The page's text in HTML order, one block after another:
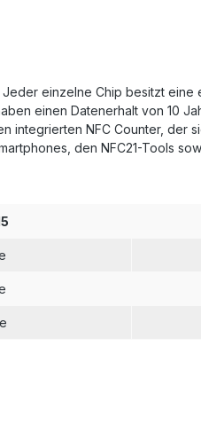
einzelne Chip besitzt eine
einen Datenerhalt von 10
integrierten NFC Counter, der
den NFC21-Tools